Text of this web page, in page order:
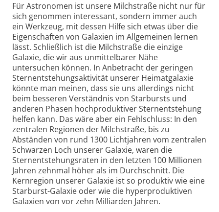
Für Astronomen ist unsere Milchstraße nicht nur für
sich genommen interessant, sondern immer auch
ein Werkzeug, mit dessen Hilfe sich etwas über die
Eigenschaften von Galaxien im Allgemeinen lernen
lässt. Schließlich ist die Milchstraße die einzige
Galaxie, die wir aus unmittelbarer Nähe
untersuchen können. In Anbetracht der geringen
Sternentstehungs­aktivität unserer Heimatgalaxie
könnte man meinen, dass sie uns allerdings nicht
beim besseren Verständnis von Starbursts und
anderen Phasen hochproduktiver Sternentstehung
helfen kann. Das wäre aber ein Fehlschluss: In den
zentralen Regionen der Milchstraße, bis zu
Abständen von rund 1300 Lichtjahren vom zentralen
Schwarzen Loch unserer Galaxie, waren die
Sternentstehungsraten in den letzten 100 Millionen
Jahren zehnmal höher als im Durchschnitt. Die
Kernregion unserer Galaxie ist so produktiv wie eine
Starburst-Galaxie oder wie die hyperproduktiven
Galaxien von vor zehn Milliarden Jahren.